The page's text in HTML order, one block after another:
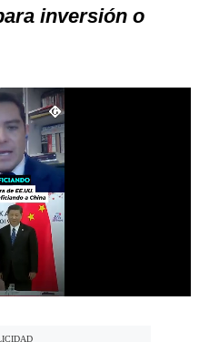
inversión o